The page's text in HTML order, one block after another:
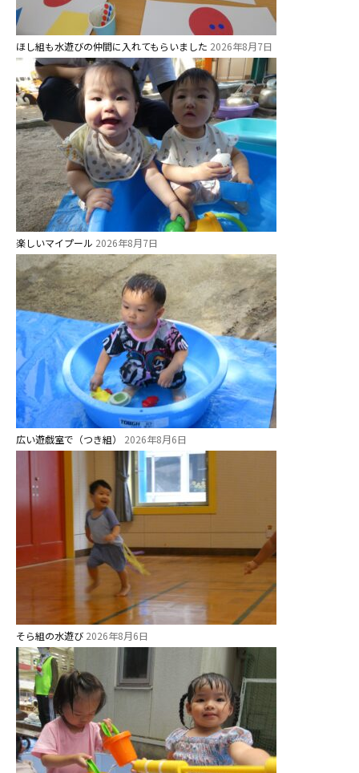
ほし組も水遊びの仲間に入れてもらいました 2026年8月7日
楽しいマイプール 2026年8月7日
広い遊戯室で（つき組） 2026年8月6日
そら組の水遊び 2026年8月6日